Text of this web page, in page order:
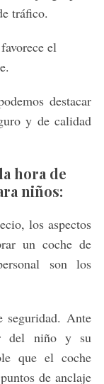
tráfico.
el
destacar
y de calidad
hora de
niños:
los aspectos
un coche de
son los
seguridad. Ante
del niño y su
que el coche
de anclaje